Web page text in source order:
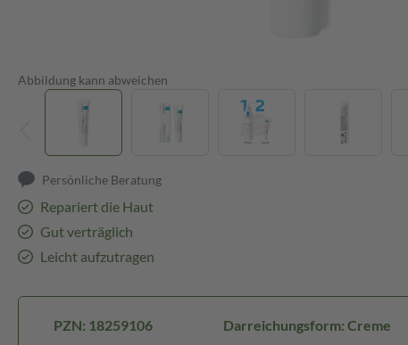
Abbildung kann abweichen
Persönliche Beratung
Repariert die Haut
Gut verträglich
Leicht aufzutragen
PZN: 18259106 Darreichungsform: Creme